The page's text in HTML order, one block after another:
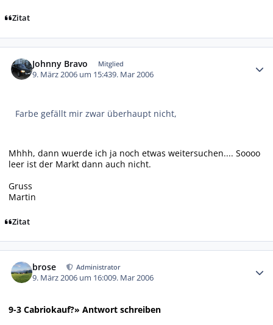
Zitat
Johnny Bravo Mitglied
9. März 2006 um 15:439. Mar 2006
Farbe gefällt mir zwar überhaupt nicht,
Mhhh, dann wuerde ich ja noch etwas weitersuchen.... Soooo
leer ist der Markt dann auch nicht.
Gruss
Martin
Zitat
brose Administrator
9. März 2006 um 16:009. Mar 2006
9-3 Cabriokauf?» Antwort schreiben